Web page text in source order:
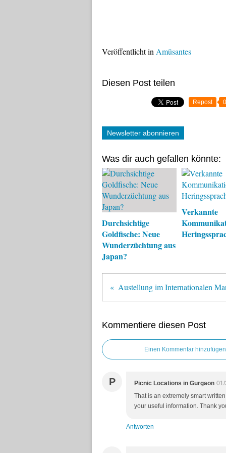
Veröffentlicht in Amüsantes
Diesen Post teilen
Repost 0
Newsletter abonnieren
Was dir auch gefallen könnte:
Durchsichtige
Goldfische: Neue
Wunderzüchtung aus
Japan?
Verkannte
Kommentiere diesen Post
Einen Kommentar hinzufügen
P Picnic Locations in Gurgaon
That is an extremely smart
your useful information. Thank
Antworten